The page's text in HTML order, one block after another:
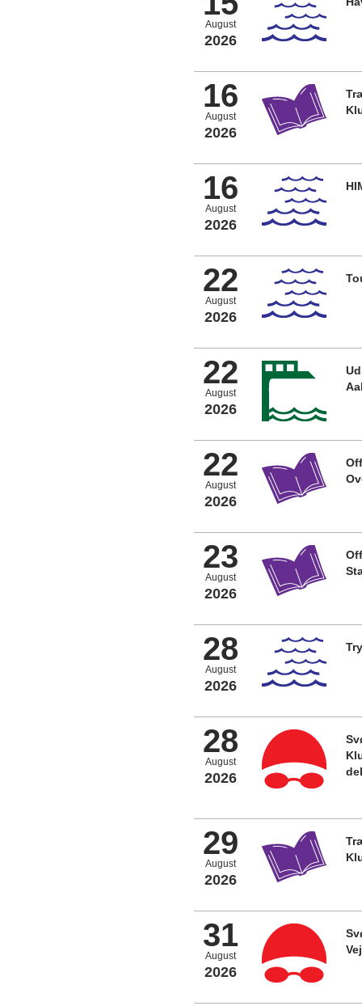
August
2026
16
August
2026
16
August
2026
22
August
2026
22
August
2026
22
August
2026
23
August
2026
28
August
2026
28
August
2026
29
August
2026
31
August
2026